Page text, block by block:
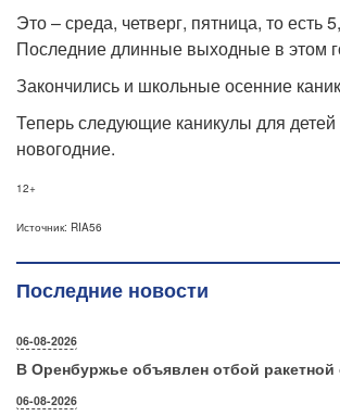
Это – среда, четверг, пятница, то есть
Последние длинные выходные в этом
Закончились и школьные осенние
Теперь следующие каникулы для
новогодние.
12+
Источник: RIA56
Последние новости
06-08-2026
В Оренбуржье объявлен отбой ракетной
06-08-2026